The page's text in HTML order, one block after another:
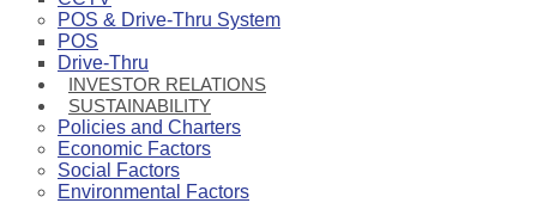
POS & Drive-Thru System
POS
Drive-Thru
INVESTOR RELATIONS
SUSTAINABILITY
Policies and Charters
Economic Factors
Social Factors
Environmental Factors